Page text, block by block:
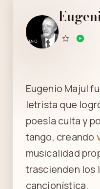
Eugenio Majul
letrista que
poesía culta y
tango, creando
musicalidad
trascienden los
cancionística.